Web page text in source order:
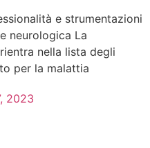
e strumentazioni
neurologica La
nella lista degli
per la malattia
2023